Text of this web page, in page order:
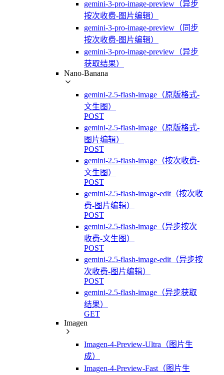
gemini-3-pro-image-preview（异步
按次收费-图片编辑）
gemini-3-pro-image-preview（同步
按次收费-图片编辑）
gemini-3-pro-image-preview（异步
获取结果）
Nano-Banana
gemini-2.5-flash-image（原版格式-
文生图）
POST
gemini-2.5-flash-image（原版格式-
图片编辑）
POST
gemini-2.5-flash-image（按次收费-
文生图）
POST
gemini-2.5-flash-image-edit（按次收
费-图片编辑）
POST
gemini-2.5-flash-image（异步按次
收费-文生图）
POST
gemini-2.5-flash-image-edit（异步按
次收费-图片编辑）
POST
gemini-2.5-flash-image（异步获取
结果）
GET
Imagen
Imagen-4-Preview-Ultra（图片生
成）
Imagen-4-Preview-Fast（图片生